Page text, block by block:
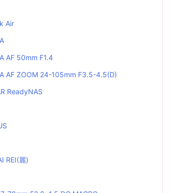
Air
AF 50mm F1.4
AF ZOOM 24-105mm F3.5-4.5(D)
ReadyNAS
REI(麗)